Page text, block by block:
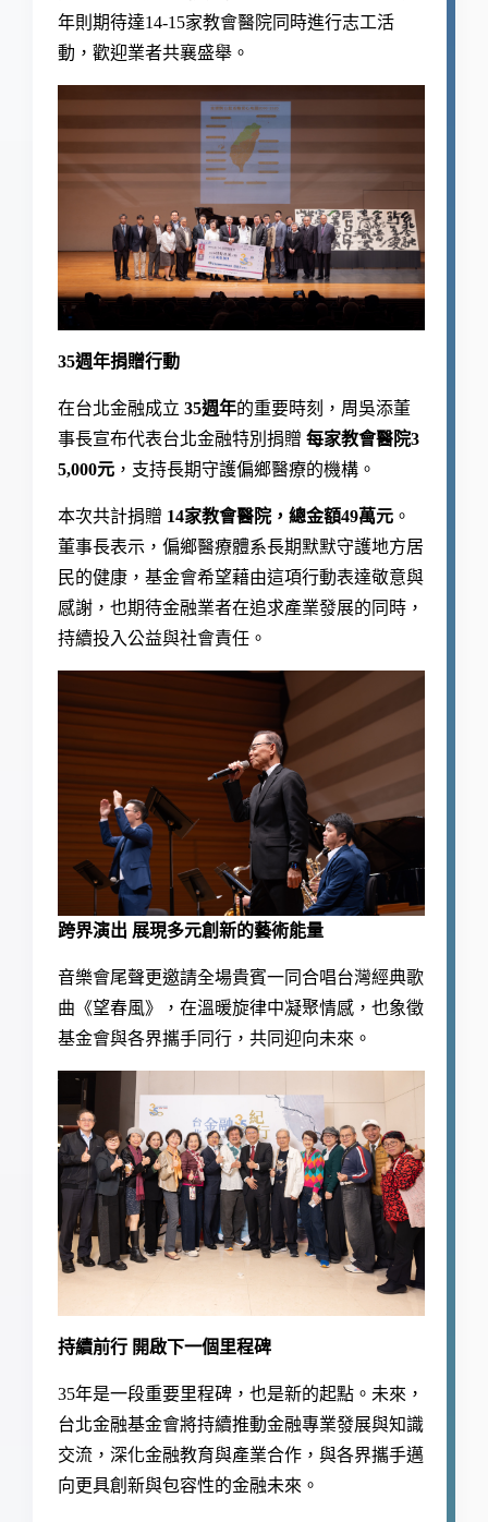
年則期待達14-15家教會醫院同時進行志工活
動 ，歡迎業者共襄盛舉 。
35週年捐贈行動
在台北金融成立 35週年的重要時刻，周吳添董
事長宣布代表台北金融特別捐贈 每家教會醫院3
5,000元 ，支持長期守護偏鄉醫療的機構。
本次共計捐贈 14家教會醫院，總金額49萬元 。
董事長表示，偏鄉醫療體系長期默默守護地方居
民的健康，基金會希望藉由這項行動表達敬意與
感謝，也期待金融業者在追求產業發展的同時，
持續投入公益與社會責任。
跨界演出 展現多元創新的藝術能量
音樂會尾聲更邀請全場貴賓一同合唱台灣經典歌
曲《望春風》，在溫暖旋律中凝聚情感，也象徵
基金會與各界攜手同行，共同迎向未來。
持續前行 開啟下一個里程碑
35年是一段重要里程碑，也是新的起點。未來，
台北金融基金會將持續推動金融專業發展與知識
交流，深化金融教育與產業合作，與各界攜手邁
向更具創新與包容性的金融未來。